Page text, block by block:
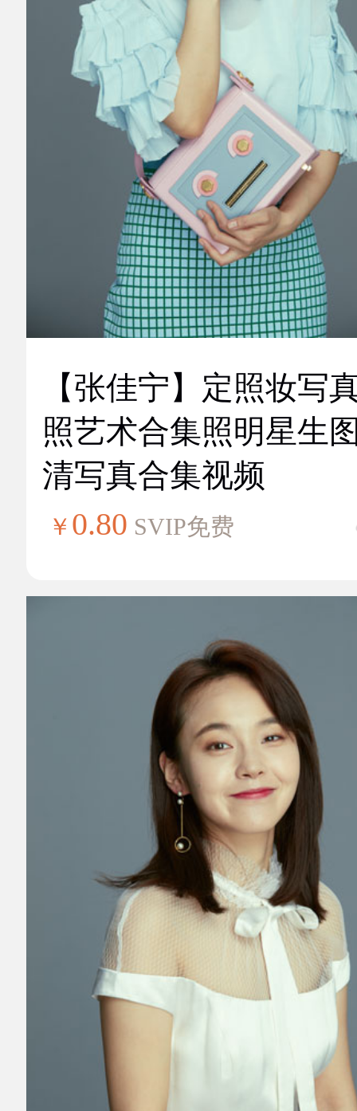
【张佳宁】定照妆写
照艺术合集照明星生
清写真合集视频
￥ 0.80 SVIP免费